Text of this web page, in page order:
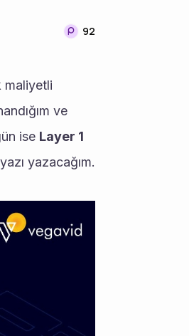
92
ve
ise Layer 1
yazacağım.